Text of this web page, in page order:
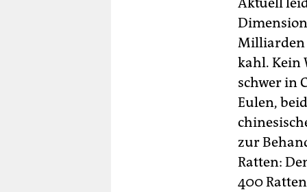
Milliarden
kahl. Kein
schwer in
Eulen,
zur
Ratten:
400